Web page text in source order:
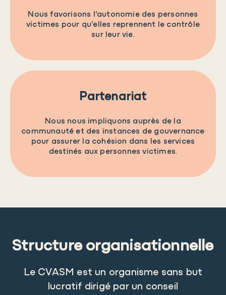
Nous favorisons l’autonomie des personnes
victimes pour qu’elles reprennent le contrôle
sur leur vie.
Partenariat
Nous nous impliquons auprès de la
communauté et des instances de gouvernance
pour assurer la cohésion dans les services
destinés aux personnes victimes.
Structure organisationnelle
Le CVASM est un organisme sans but
lucratif dirigé par un conseil